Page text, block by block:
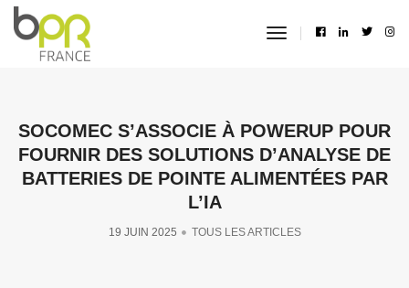
toggle
SOCOMEC S’ASSOCIE À POWERUP POUR
FOURNIR DES SOLUTIONS D’ANALYSE DE
BATTERIES DE POINTE ALIMENTÉES PAR
L’IA
19 JUIN 2025 TOUS LES ARTICLES